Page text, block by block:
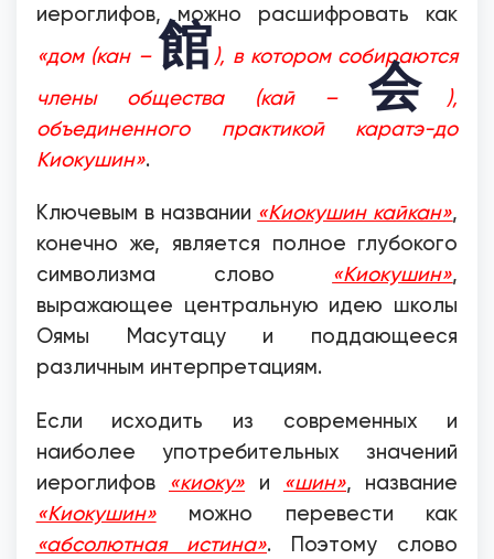
иероглифов, можно расшифровать как
«дом (кан – 館), в котором собираются
члены общества (кай – 会
),
объединенного практикой каратэ-до
Киокушин».
Ключевым в названии «Киокушин кайкан»,
конечно же, является полное глубокого
символизма слово «Киокушин»,
выражающее центральную идею школы
Оямы Масутацу и поддающееся
различным интерпретациям.
Если исходить из современных и
наиболее употребительных значений
иероглифов «киоку» и «шин», название
«Киокушин»можно перевести как
«абсолютная истина». Поэтому слово